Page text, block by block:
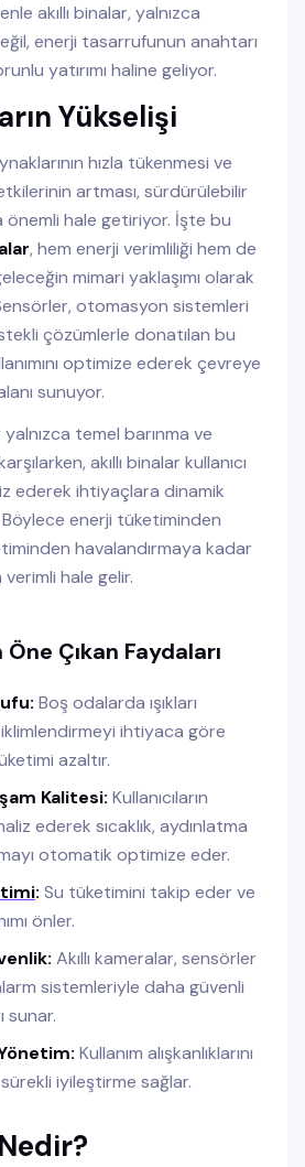
akıllı binalar, yalnızca
enerji tasarrufunun anahtarı
yatırımı haline geliyor.
Yükselişi
hızla tükenmesi ve
artması, sürdürülebilir
hale getiriyor. İşte bu
, hem enerji verimliliği hem de
mimari yaklaşımı olarak
Sensörler, otomasyon sistemleri
çözümlerle donatılan bu
optimize ederek çevreye
sunuyor.
temel barınma ve
akıllı binalar kullanıcı
ederek ihtiyaçlara dinamik
enerji tüketiminden
havalandırmaya kadar
hale gelir.
Öne Çıkan Faydaları
Boş odalarda ışıkları
ihtiyaca göre
azaltır.
Kalitesi: Kullanıcıların
ederek sıcaklık, aydınlatma
otomatik optimize eder.
: Su tüketimini takip eder ve
önler.
Akıllı kameralar, sensörler
sistemleriyle daha güvenli
sunar.
Kullanım alışkanlıklarını
iyileştirme sağlar.